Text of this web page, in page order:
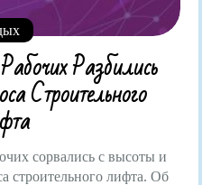
Разбились
Строительного
сорвались с высоты и
строительного лифта. Об